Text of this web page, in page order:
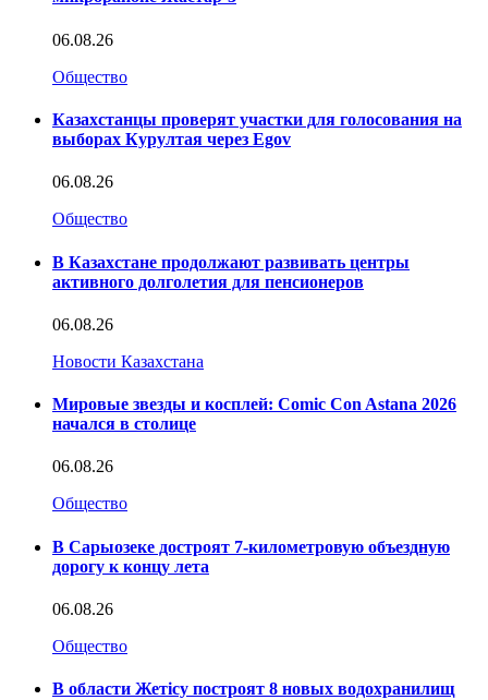
06.08.26
Общество
Казахстанцы проверят участки для голосования на
выборах Курултая через Egov
06.08.26
Общество
В Казахстане продолжают развивать центры
активного долголетия для пенсионеров
06.08.26
Новости Казахстана
Мировые звезды и косплей: Comic Con Astana 2026
начался в столице
06.08.26
Общество
В Сарыозеке достроят 7-километровую объездную
дорогу к концу лета
06.08.26
Общество
В области Жетісу построят 8 новых водохранилищ